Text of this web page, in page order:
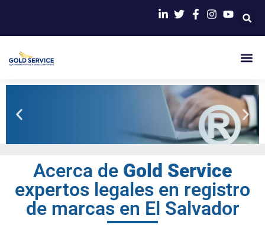
Trámites para
el registro de
marcas en El
Salvador
Acerca de Gold Service
expertos legales en registro
de marcas en El Salvador